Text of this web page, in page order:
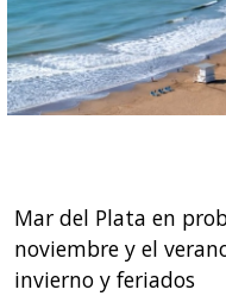
Mar del Plata en
noviembre y el
invierno y feriados